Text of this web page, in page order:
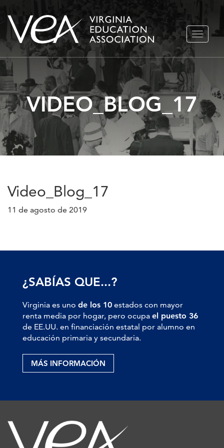
Ir
contenido
VIDEO_BLOG_17
Video_Blog_17
11 de agosto de 2019
¿SABÍAS QUE...?
Virginia es uno de los 10 estados con mayor
renta media por hogar, pero ocupa el puesto 36
de EE.UU. en financiación estatal por alumno en
educación primaria y secundaria.
MÁS INFORMACIÓN